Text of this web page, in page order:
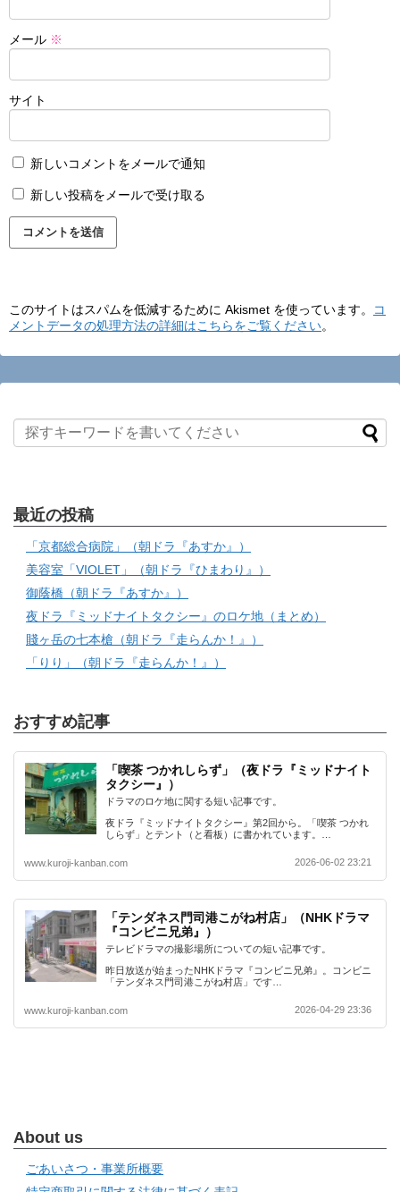
メール ※
サイト
新しいコメントをメールで通知
新しい投稿をメールで受け取る
このサイトはスパムを低減するために Akismet を使っています。
コ
メントデータの処理方法の詳細はこちらをご覧ください。
最近の投稿
「京都総合病院」（朝ドラ『あすか』）
美容室「VIOLET」（朝ドラ『ひまわり』）
御蔭橋（朝ドラ『あすか』）
夜ドラ『ミッドナイトタクシー』のロケ地（まとめ）
賤ヶ岳の七本槍（朝ドラ『走らんか！』）
「りり」（朝ドラ『走らんか！』）
おすすめ記事
「喫茶 つかれしらず」（夜ドラ『ミッドナイト
タクシー』）
ドラマのロケ地に関する短い記事です。
夜ドラ『ミッドナイトタクシー』第2回から。「喫茶 つかれ
しらず」とテント（と看板）に書かれています。…
www.kuroji-kanban.com 2026-06-02 23:21
「テンダネス門司港こがね村店」（NHKドラマ
『コンビニ兄弟』）
テレビドラマの撮影場所についての短い記事です。
昨日放送が始まったNHKドラマ『コンビニ兄弟』。コンビニ
「テンダネス門司港こがね村店」です…
www.kuroji-kanban.com 2026-04-29 23:36
About us
ごあいさつ・事業所概要